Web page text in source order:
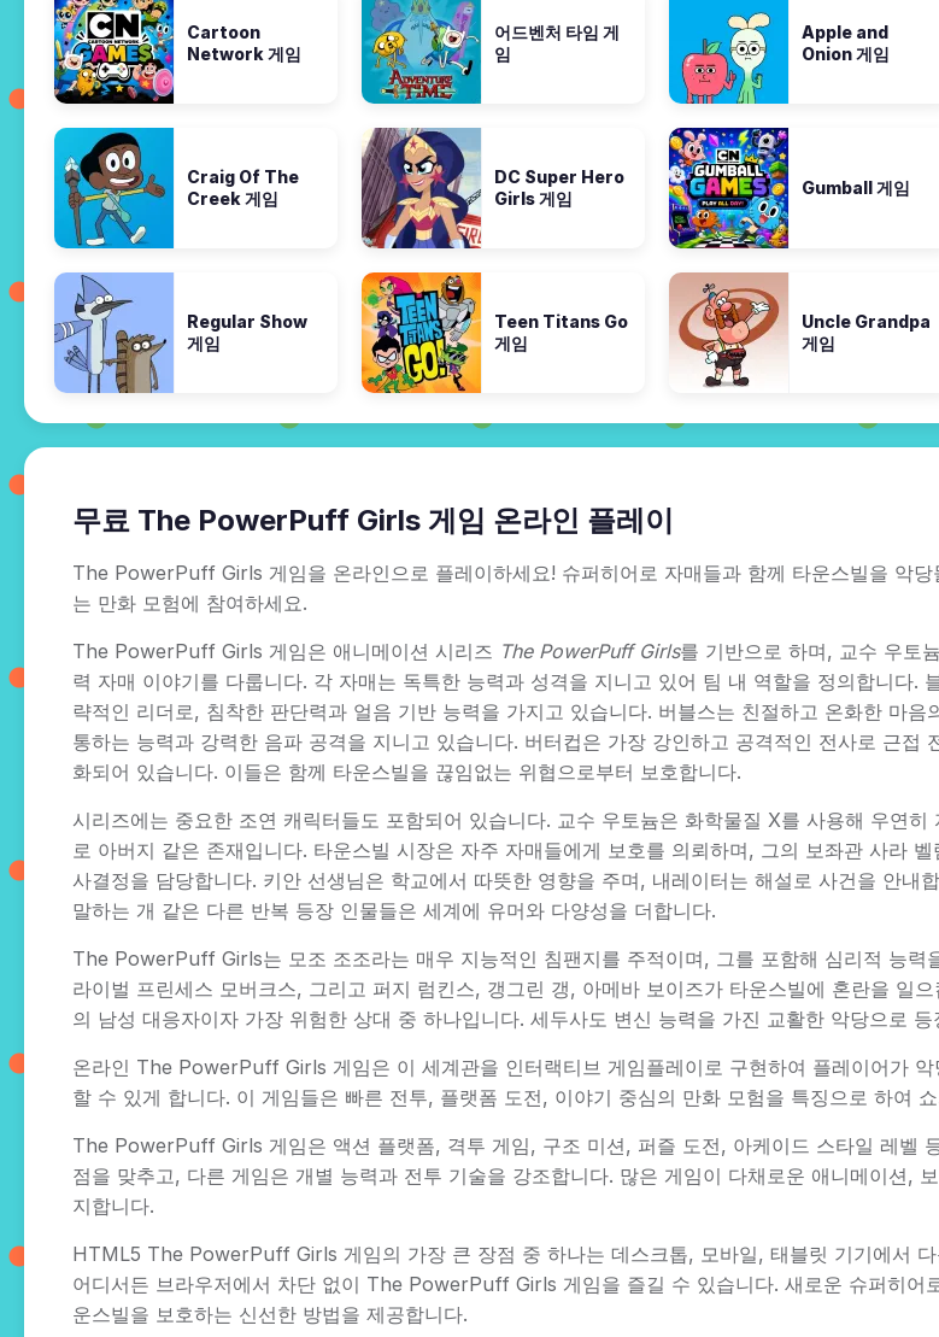
Cartoon
Network 게임
어드벤처 타임 게
임
Apple and
Onion 게임
Craig Of The
Creek 게임
DC Super Hero
Girls 게임
Gumball 게임
Regular Show
게임
Teen Titans Go
게임
Uncle Grandpa
게임
무료 The PowerPuff Girls 게임 온라인 플레이
The PowerPuff Girls 게임을 온라인으로 플레이하세요! 슈퍼히어로 자매들과 함께 타운스빌을 악당
는 만화 모험에 참여하세요.
The PowerPuff Girls 게임은 애니메이션 시리즈 The PowerPuff Girls를 기반으로 하며, 교수 우토
력 자매 이야기를 다룹니다. 각 자매는 독특한 능력과 성격을 지니고 있어 팀 내 역할을 정의합니다.
략적인 리더로, 침착한 판단력과 얼음 기반 능력을 가지고 있습니다. 버블스는 친절하고 온화한 마음
통하는 능력과 강력한 음파 공격을 지니고 있습니다. 버터컵은 가장 강인하고 공격적인 전사로 근접
화되어 있습니다. 이들은 함께 타운스빌을 끊임없는 위협으로부터 보호합니다.
시리즈에는 중요한 조연 캐릭터들도 포함되어 있습니다. 교수 우토늄은 화학물질 X를 사용해 우연히
로 아버지 같은 존재입니다. 타운스빌 시장은 자주 자매들에게 보호를 의뢰하며, 그의 보좌관 사라
사결정을 담당합니다. 키안 선생님은 학교에서 따뜻한 영향을 주며, 내레이터는 해설로 사건을 안내
말하는 개 같은 다른 반복 등장 인물들은 세계에 유머와 다양성을 더합니다.
The PowerPuff Girls는 모조 조조라는 매우 지능적인 침팬지를 주적이며, 그를 포함해 심리적 능
라이벌 프린세스 모버크스, 그리고 퍼지 럼킨스, 갱그린 갱, 아메바 보이즈가 타운스빌에 혼란을
의 남성 대응자이자 가장 위험한 상대 중 하나입니다. 세두사도 변신 능력을 가진 교활한 악당으로 등
온라인 The PowerPuff Girls 게임은 이 세계관을 인터랙티브 게임플레이로 구현하여 플레이어가
할 수 있게 합니다. 이 게임들은 빠른 전투, 플랫폼 도전, 이야기 중심의 만화 모험을 특징으로 하여
The PowerPuff Girls 게임은 액션 플랫폼, 격투 게임, 구조 미션, 퍼즐 도전, 아케이드 스타일 레벨
점을 맞추고, 다른 게임은 개별 능력과 전투 기술을 강조합니다. 많은 게임이 다채로운 애니메이션,
지합니다.
HTML5 The PowerPuff Girls 게임의 가장 큰 장점 중 하나는 데스크톱, 모바일, 태블릿 기기에서
어디서든 브라우저에서 차단 없이 The PowerPuff Girls 게임을 즐길 수 있습니다. 새로운 슈퍼히
운스빌을 보호하는 신선한 방법을 제공합니다.